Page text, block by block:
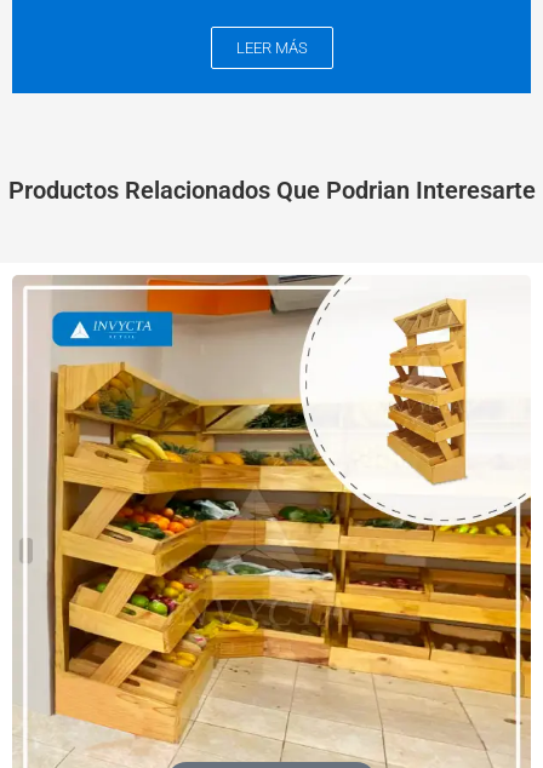
LEER MÁS
Productos Relacionados Que Podrian Interesarte